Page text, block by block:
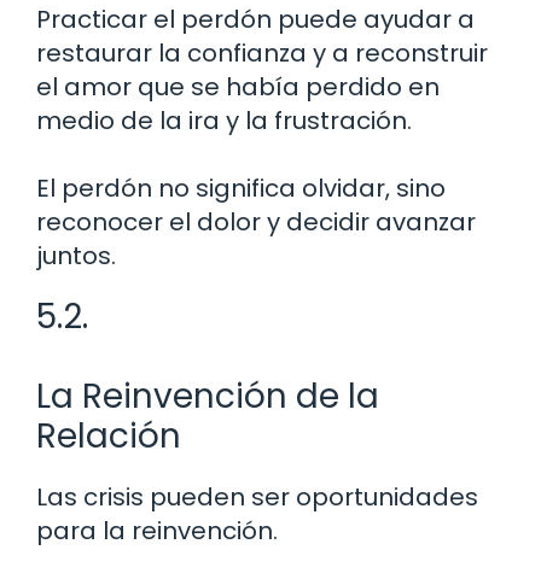
Practicar el perdón puede ayudar a
restaurar la confianza y a reconstruir
el amor que se había perdido en
medio de la ira y la frustración.
El perdón no significa olvidar, sino
reconocer el dolor y decidir avanzar
juntos.
5.2.
La Reinvención de la
Relación
Las crisis pueden ser oportunidades
para la reinvención.